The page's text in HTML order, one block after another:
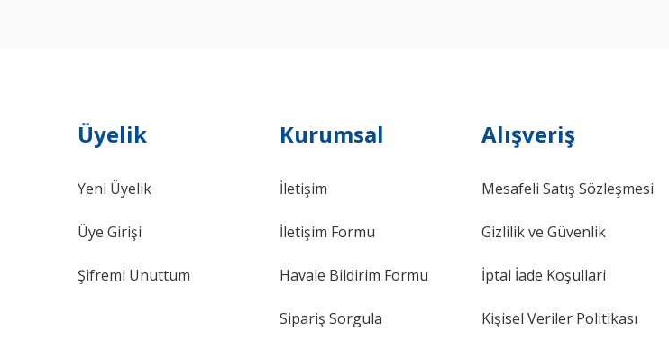
Üyelik
Yeni Üyelik
Üye Girişi
Şifremi Unuttum
Kurumsal
İletişim
İletişim Formu
Havale Bildirim Formu
Sipariş Sorgula
Alışveriş
Mesafeli Satış Sözleşmesi
Gizlilik ve Güvenlik
İptal İade Koşullari
Kişisel Veriler Politikası